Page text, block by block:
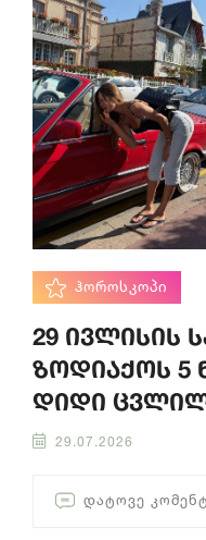
ᲰᲝᲠᲝᲡᲙᲝᲞᲘ
29 ივლისის
ზოდიაქოს 5
დიდი
29.07.2026
ᲓᲐᲢᲝᲕᲔ